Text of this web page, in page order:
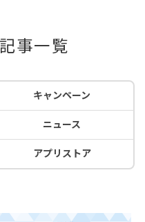
事一覧
キャンペーン
ニュース
アプリストア